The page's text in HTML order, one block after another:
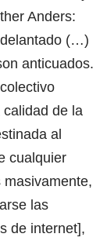
Anders:
(…)
anticuados.
de la
al
cualquier
las
de internet],